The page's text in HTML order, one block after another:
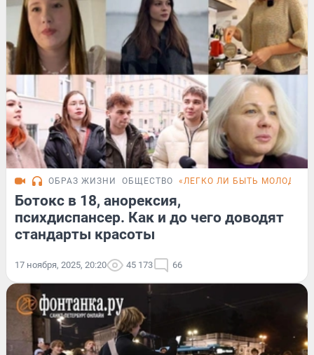
ОБРАЗ ЖИЗНИ ОБЩЕСТВО «ЛЕГКО ЛИ БЫТЬ
Ботокс в 18, анорексия,
психдиспансер. Как и до чего доводят
стандарты красоты
17 ноября, 2025, 20:20 45 173 66